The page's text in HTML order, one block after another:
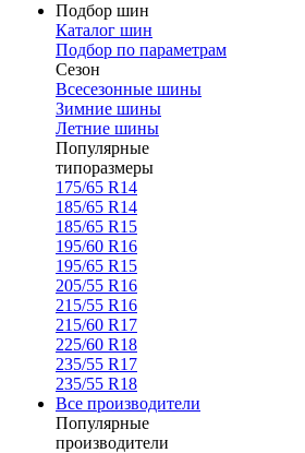
Подбор шин
Каталог шин
Подбор по параметрам
Сезон
Всесезонные шины
Зимние шины
Летние шины
Популярные
типоразмеры
175/65 R14
185/65 R14
185/65 R15
195/60 R16
195/65 R15
205/55 R16
215/55 R16
215/60 R17
225/60 R18
235/55 R17
235/55 R18
Все производители
Популярные
производители